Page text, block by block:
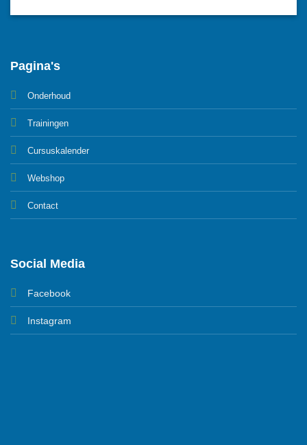
Pagina's
Onderhoud
Trainingen
Cursuskalender
Webshop
Contact
Social Media
Facebook
Instagram